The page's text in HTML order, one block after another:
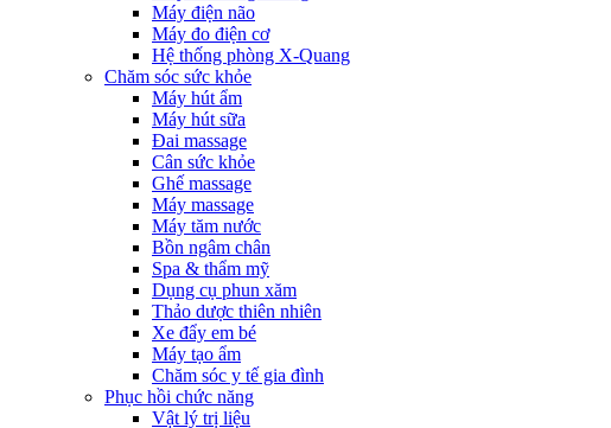
Máy điện não
Máy đo điện cơ
Hệ thống phòng X-Quang
Chăm sóc sức khỏe
Máy hút ẩm
Máy hút sữa
Đai massage
Cân sức khỏe
Ghế massage
Máy massage
Máy tăm nước
Bồn ngâm chân
Spa & thẩm mỹ
Dụng cụ phun xăm
Thảo dược thiên nhiên
Xe đẩy em bé
Máy tạo ẩm
Chăm sóc y tế gia đình
Phục hồi chức năng
Vật lý trị liệu